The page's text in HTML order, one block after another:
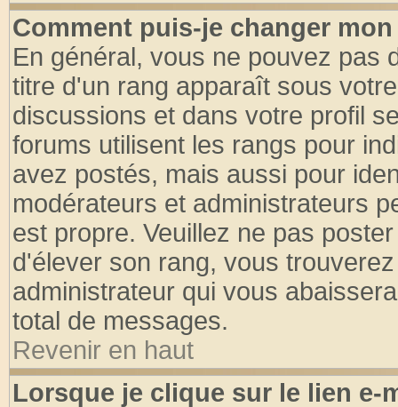
Comment puis-je changer
En général, vous ne pouvez pas
titre d'un rang apparaît sous
discussions et dans votre profil
forums utilisent les rangs pour
avez postés, mais aussi pour
modérateurs et administrateurs
est propre. Veuillez ne pas
d'élever son rang, vous
administrateur qui vous
total de messages.
Revenir en haut
Lorsque je clique sur le lien e-